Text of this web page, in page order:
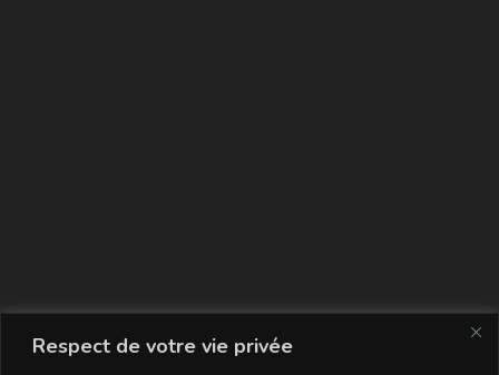
Respect de votre vie privée
La carte